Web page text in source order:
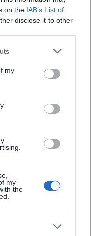
on the IAB’s List of
disclose it to other
one or more Google
You may click to
third-party tags to
in below Google
my
my
the
carichi e
ricavi garantiti alle